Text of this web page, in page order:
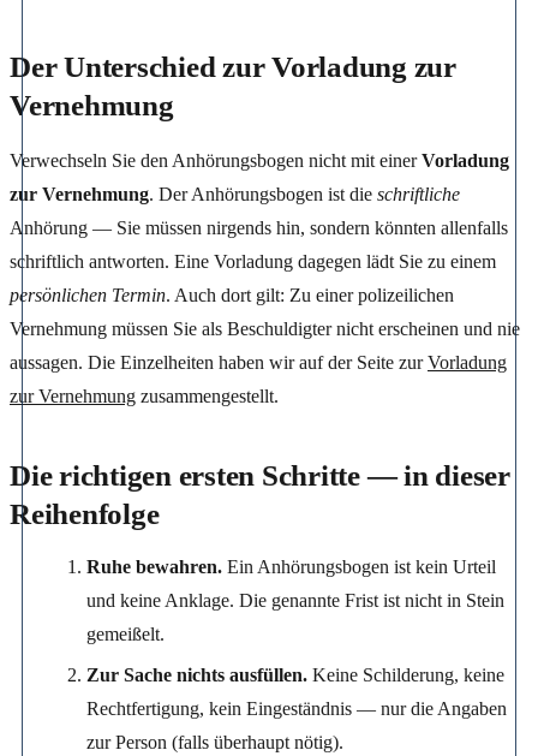
Der Unterschied zur Vorladung zur
Vernehmung
Verwechseln Sie den Anhörungsbogen nicht mit einerVorladung
zur Vernehmung. Der Anhörungsbogen ist die schriftliche
Anhörung — Sie müssen nirgends hin, sondern könnten allenfalls
schriftlich antworten. Eine Vorladung dagegen lädt Sie zu einem
persönlichen Termin. Auch dort gilt: Zu einer polizeilichen
Vernehmung müssen Sie als Beschuldigter nicht erscheinen und nie
aussagen. Die Einzelheiten haben wir auf der Seite zurVorladung
zur Vernehmung zusammengestellt.
Die richtigen ersten Schritte — in dieser
Reihenfolge
Ruhe bewahren. Ein Anhörungsbogen ist kein Urteil
und keine Anklage. Die genannte Frist ist nicht in Stein
gemeißelt.
Zur Sache nichts ausfüllen. Keine Schilderung, keine
Rechtfertigung, kein Eingeständnis — nur die Angaben
zur Person (falls überhaupt nötig).